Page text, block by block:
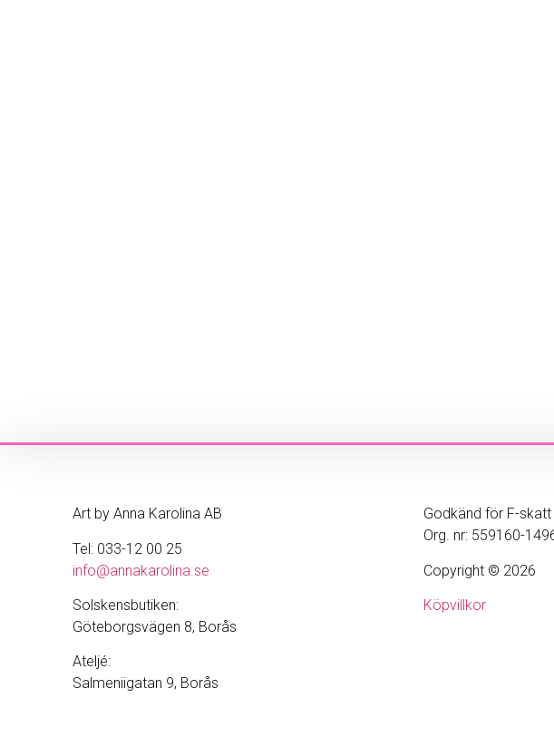
Art by Anna Karolina AB
Tel: 033-12 00 25
info@annakarolina.se
Solskensbutiken:
Göteborgsvägen 8, Borås
Ateljé:
Salmeniigatan 9, Borås
Godkänd för F-skatt
Org. nr: 559160-
Copyright © 2026
Köpvillkor